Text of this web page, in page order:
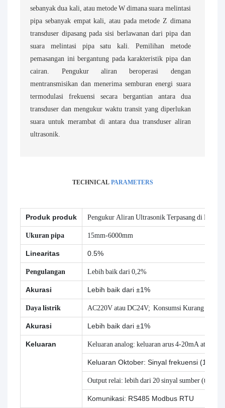
sebanyak dua kali, atau metode W dimana suara melintasi
pipa sebanyak empat kali, atau pada metode Z dimana
transduser dipasang pada sisi berlawanan dari pipa dan
suara melintasi pipa satu kali. Pemilihan metode
pemasangan ini bergantung pada karakteristik pipa dan
cairan. Pengukur aliran beroperasi dengan
mentransmisikan dan menerima semburan energi suara
termodulasi frekuensi secara bergantian antara dua
transduser dan mengukur waktu transit yang diperlukan
suara untuk merambat di antara dua transduser aliran
ultrasonik.
TECHNICAL PARAMETERS
Produk produk Pengukur Aliran Ultrasonik Terpasang di
Ukuran pipa 15mm-6000mm
Linearitas 0.5%
Pengulangan Lebih baik dari 0,2%
Akurasi Lebih baik dari ±1%
Daya listrik AC220V atau DC24V; KonsumsiKurang dari
Akurasi Lebih baik dari ±1%
Keluaran Keluaran analog: keluaran arus 4-20mA atau
Keluaran Oktober: Sinyal frekuensi
Output relai: lebih dari 20 sinyal sumber (tidak
Komunikasi: RS485 Modbus RTU